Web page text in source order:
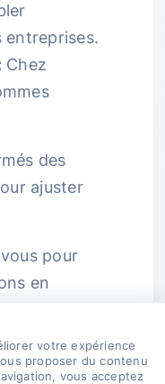
entreprises.
Chez
des
ajuster
pour
en
la
votre expérience
proposer du contenu
vous acceptez